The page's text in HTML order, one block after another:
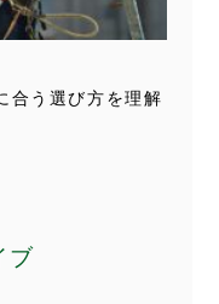
合う選び方を理解
ブ